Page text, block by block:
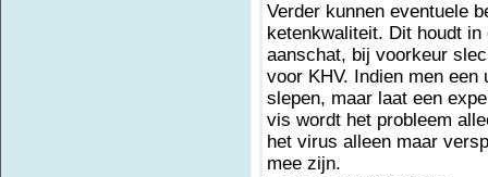
Verder kunnen eventuele
ketenkwaliteit. Dit houdt
aanschat, bij voorkeur
voor KHV. Indien men
slepen, maar laat een
vis wordt het probleem
het virus alleen maar
mee zijn.